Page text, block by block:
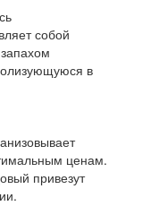
собой
в
ценам.
привезут